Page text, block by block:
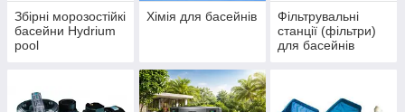
Збірні морозостійкі
басейни Hydrium
pool
Хімія для басейнів
Фільтрувальні
станції (фільтри)
для басейнів